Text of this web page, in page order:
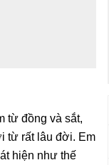
từ đồng và sắt,
từ rất lâu đời. Em
hiện như thế